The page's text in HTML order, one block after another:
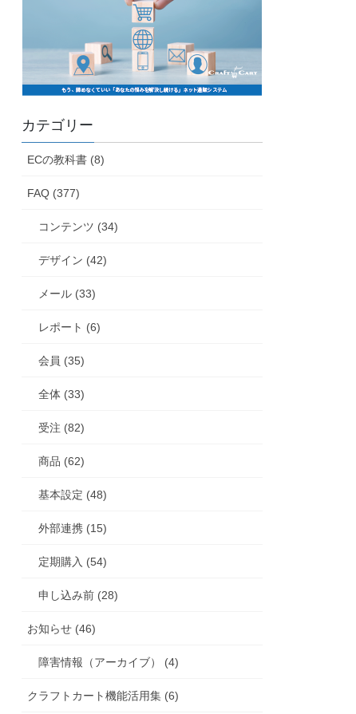
カテゴリー
ECの教科書 (8)
FAQ (377)
コンテンツ (34)
デザイン (42)
メール (33)
レポート (6)
会員 (35)
全体 (33)
受注 (82)
商品 (62)
基本設定 (48)
外部連携 (15)
定期購入 (54)
申し込み前 (28)
お知らせ (46)
障害情報（アーカイブ） (4)
クラフトカート機能活用集 (6)